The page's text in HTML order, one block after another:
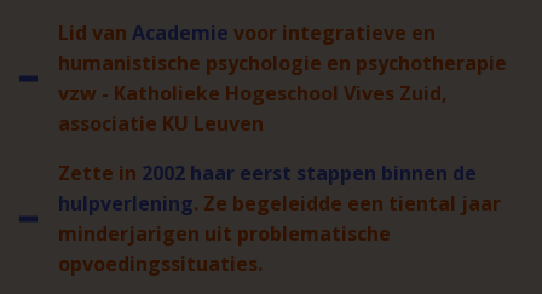
Lid van Academie voor integratieve en
humanistische psychologie en psychotherapie
vzw - Katholieke Hogeschool Vives Zuid,
associatie KU Leuven
Zette in 2002 haar eerst stappen binnen de
hulpverlening. Ze begeleidde een tiental jaar
minderjarigen uit problematische
opvoedingssituaties.